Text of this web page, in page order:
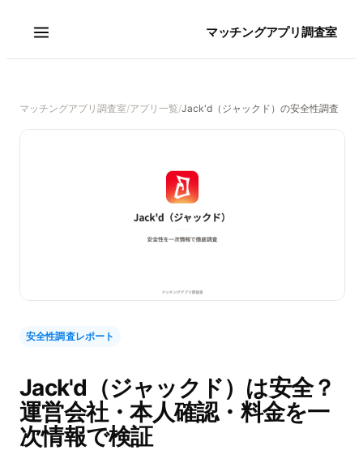
マッチングアプリ調査室
マッチングアプリ調査室/アプリ一覧/Jack'd（ジャックド）の安全性調査
安全性調査レポート
Jack'd（ジャックド）は安全？
運営会社・本人確認・料金を一
次情報で検証